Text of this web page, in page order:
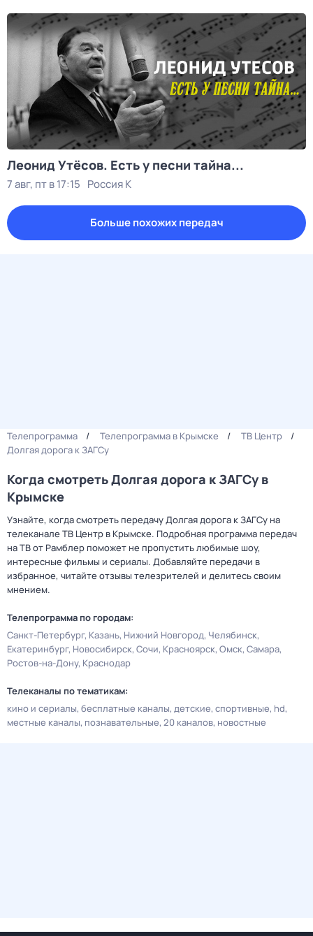
Леонид Утёсов. Есть у песни тайна...
7 авг, пт в 17:15 Россия К
Больше похожих передач
Телепрограмма Телепрограмма в Крымске
ТВ Центр
Долгая дорога к ЗАГСу
Когда смотреть Долгая дорога к ЗАГСу в
Крымске
Узнайте, когда смотреть передачу Долгая дорога к ЗАГСу на
телеканале ТВ Центр в Крымске. Подробная программа передач
на ТВ от Рамблер поможет не пропустить любимые шоу,
интересные фильмы и сериалы. Добавляйте передачи в
избранное, читайте отзывы телезрителей и делитесь своим
мнением.
Телепрограмма по городам:
Санкт-Петербург Казань Нижний Новгород Челябинск
Екатеринбург Новосибирск Сочи Красноярск Омск Самара
Ростов-на-Дону Краснодар
Телеканалы по тематикам:
кино и сериалы бесплатные каналы детские спортивные hd
местные каналы познавательные 20 каналов новостные